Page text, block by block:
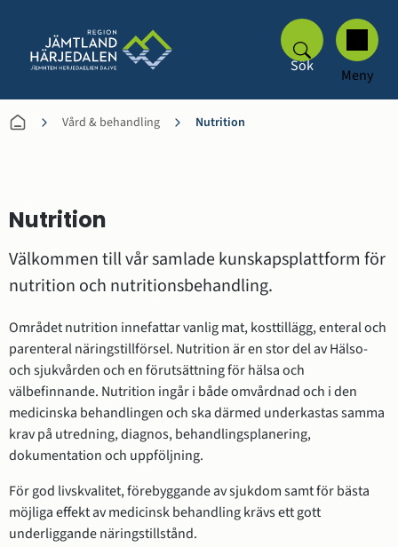
Sök Meny
Vård & behandling Nutrition
Nutrition
Välkommen till vår samlade kunskapsplattform för
nutrition och nutritionsbehandling.
Området nutrition innefattar vanlig mat, kosttillägg, enteral och
parenteral näringstillförsel. Nutrition är en stor del av Hälso-
och sjukvården och en förutsättning för hälsa och
välbefinnande. Nutrition ingår i både omvårdnad och i den
medicinska behandlingen och ska därmed underkastas samma
krav på utredning, diagnos, behandlingsplanering,
dokumentation och uppföljning.
För god livskvalitet, förebyggande av sjukdom samt för bästa
möjliga effekt av medicinsk behandling krävs ett gott
underliggande näringstillstånd.